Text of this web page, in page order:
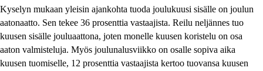
Kyselyn mukaan yleisin ajankohta tuoda joulukuusi sisälle on joulun
aatonaatto. Sen tekee 36 prosenttia vastaajista. Reilu neljännes tuo
kuusen sisälle jouluaattona, joten monelle kuusen koristelu on osa
aaton valmisteluja. Myös joulunalusviikko on osalle sopiva aika
kuusen tuomiselle, 12 prosenttia vastaajista kertoo tuovansa kuusen